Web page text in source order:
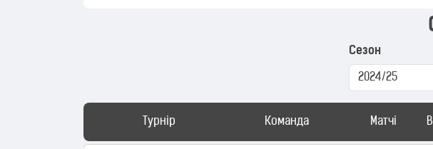
Сезон
Турнір Команда Матчі